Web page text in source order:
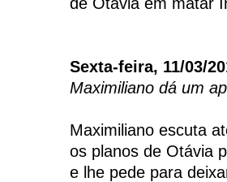
Sexta-feira, 11/03/
Maximiliano dá um
Maximiliano escuta
os planos de Otávia
e lhe pede para